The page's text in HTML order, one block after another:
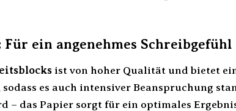
ein angenehmes Schreibgefühl
ist von hoher Qualität und bietet
es auch intensiver Beanspruchung
– das Papier sorgt für ein optimales